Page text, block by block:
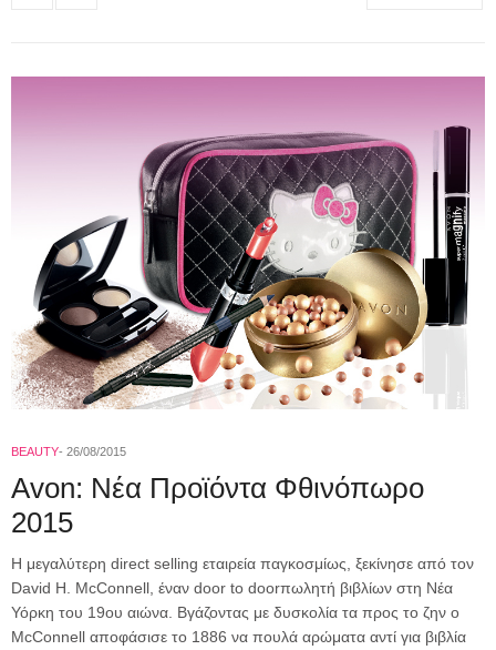
BEAUTY 26/08/2015
Avon: Νέα Προϊόντα Φθινόπωρο
2015
Η μεγαλύτερη direct selling εταιρεία παγκοσμίως, ξεκίνησε από τον
David H. McConnell, έναν door to doorπωλητή βιβλίων στη Νέα
Υόρκη του 19ου αιώνα. Βγάζοντας με δυσκολία τα προς το ζην ο
McConnell αποφάσισε το 1886 να πουλά αρώματα αντί για βιβλία